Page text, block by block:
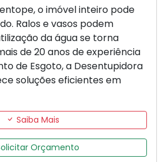
o imóvel inteiro pode
Ralos e vasos podem
da água se torna
de 20 anos de experiência
de Esgoto, a Desentupidora
soluções eficientes em
Saiba Mais
Orçamento